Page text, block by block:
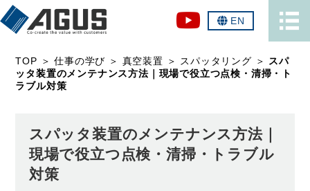
EN
TOP ＞仕事の学び ＞ 真空装置 ＞ スパッタリング ＞
スパ
ッタ装置のメンテナンス方法｜現場で役立つ点検・清掃・ト
ラブル対策
スパッタ装置のメンテナンス方法｜
現場で役立つ点検・清掃・トラブル
対策